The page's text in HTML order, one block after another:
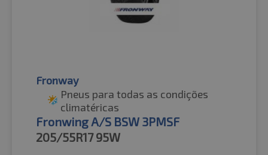
Fronway
Pneus para todas as condições
climatéricas
Fronwing A/S BSW 3PMSF
205/55R17 95W